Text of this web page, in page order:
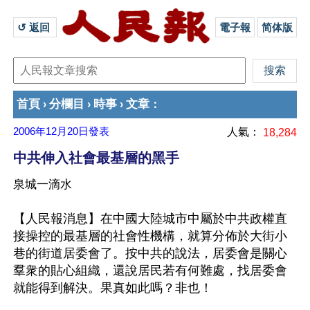
↺ 返回 電子報 简体版
首頁 › 分欄目 › 時事 › 文章 ：
2006年12月20日發表 人氣： 18,284
中共伸入社會最基層的黑手
泉城一滴水
【人民報消息】在中國大陸城市中屬於中共政權直
接操控的最基層的社會性機構，就算分佈於大街小
巷的街道居委會了。按中共的說法，居委會是關心
羣衆的貼心組織，還說居民若有何難處，找居委會
就能得到解決。果真如此嗎？非也！